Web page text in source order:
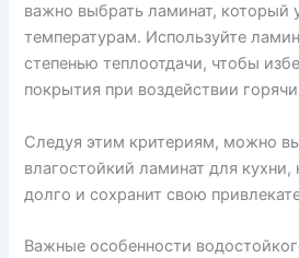
важно выбрать ламинат, который
температурам. Используйте
степенью теплоотдачи, чтобы
покрытия при воздействии
Следуя этим критериям, можно
влагостойкий ламинат для
долго и сохранит свою
Важные особенности